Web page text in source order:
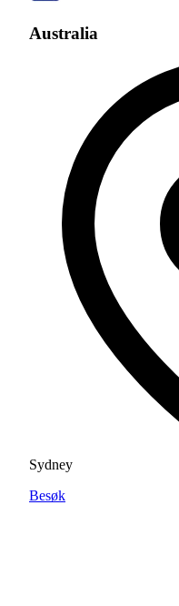
Australia
Sydney
Besøk